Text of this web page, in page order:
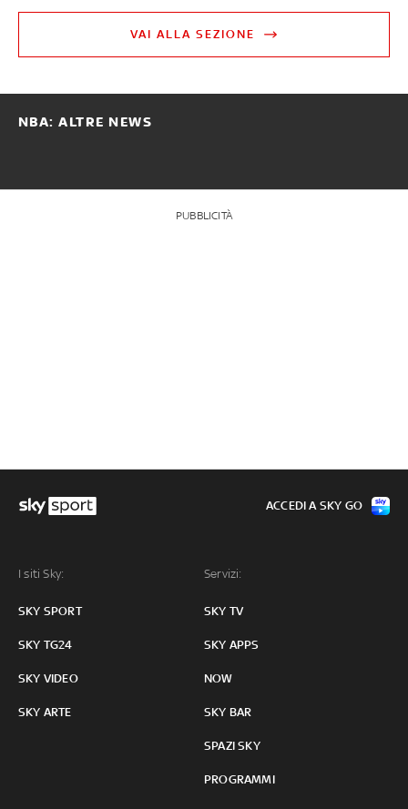
VAI ALLA SEZIONE
NBA: ALTRE NEWS
PUBBLICITÀ
I siti Sky:
SKY SPORT
SKY TG24
SKY VIDEO
SKY ARTE
Servizi:
SKY TV
SKY APPS
NOW
SKY BAR
SPAZI SKY
PROGRAMMI
ACCEDI A SKY GO